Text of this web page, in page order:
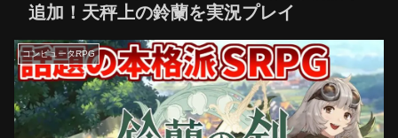
追加！天秤上の鈴蘭を実況プレイ
コンピュータRPG